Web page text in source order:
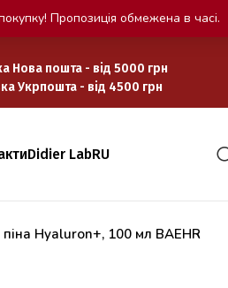
Нова пошта - від 5000 грн
Укрпошта - від 4500 грн
Didier LabRU
Hyaluron+, 100 мл BAEHR
Пропозиція обмежена в часі.